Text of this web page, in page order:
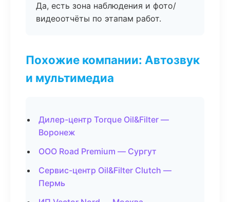
Да, есть зона наблюдения и фото/
видеоотчёты по этапам работ.
Похожие компании: Автозвук
и мультимедиа
Дилер-центр Torque Oil&Filter —
Воронеж
ООО Road Premium — Сургут
Сервис-центр Oil&Filter Clutch —
Пермь